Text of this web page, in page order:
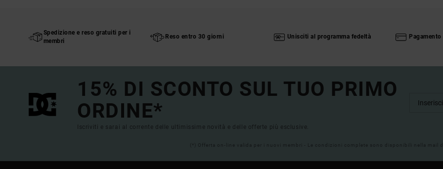
Spedizione e reso gratuiti per i
membri
Reso entro 30 giorni Unisciti al programma fedeltà
15% DI SCONTO SUL TUO PRIMO
ORDINE*
Iscriviti e sarai al corrente delle ultimissime novità e delle offerte più esclusive.
(*) Offerta on-line valida per i nuovi membri - Le condizioni complete sono disponibili nella mail